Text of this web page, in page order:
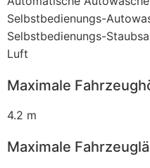
Selbstbedienungs-
Selbstbedienungs-
Luft
Maximale
4.2 m
Maximale